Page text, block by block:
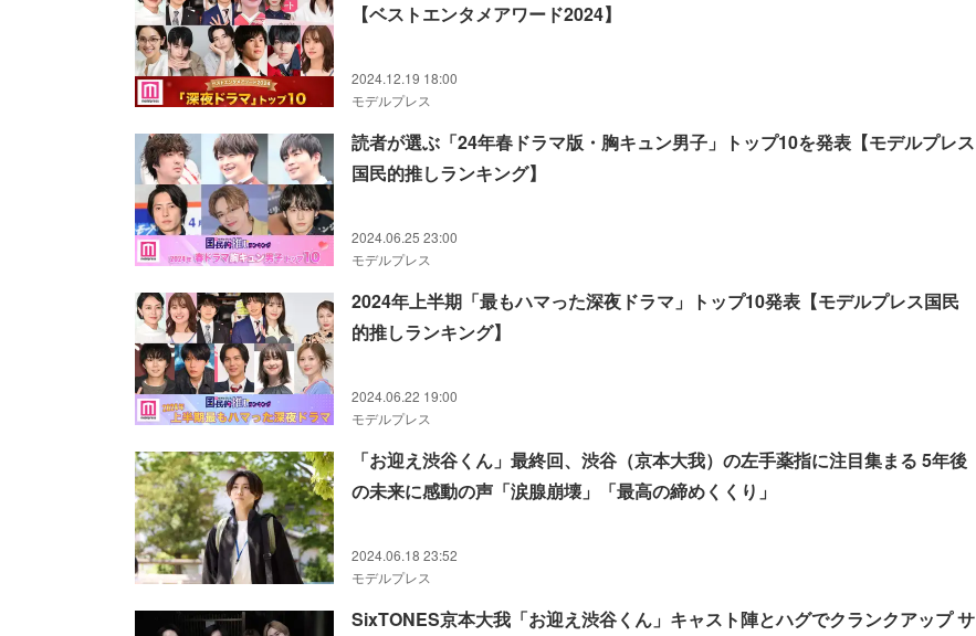
【ベストエンタメアワード2024】
2024.12.19 18:00
モデルプレス
読者が選ぶ「24年春ドラマ版・胸キュン男子」トップ10を発表【モデルプレス
国民的推しランキング】
2024.06.25 23:00
モデルプレス
2024年上半期「最もハマった深夜ドラマ」トップ10発表【モデルプレス国民
的推しランキング】
2024.06.22 19:00
モデルプレス
「お迎え渋谷くん」最終回、渋谷（京本大我）の左手薬指に注目集まる 5年後
の未来に感動の声「涙腺崩壊」「最高の締めくくり」
2024.06.18 23:52
モデルプレス
SixTONES京本大我「お迎え渋谷くん」キャスト陣とハグでクランクアップ サ